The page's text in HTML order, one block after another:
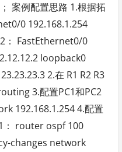
案例配置思路 1.根据拓
0 192.168.1.254
： FastEthernet0/0
loopback0
2.在 R1 R2 R3
3.配置PC1和PC2
192.168.1.254 4.配置
： router ospf 100
changes network